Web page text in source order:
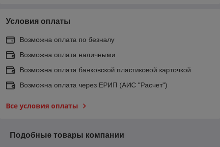
Условия оплаты
Возможна оплата по безналу
Возможна оплата наличными
Возможна оплата банковской пластиковой карточкой
Возможна оплата через ЕРИП (АИС "Расчет")
Все условия оплаты
Подобные товары компании